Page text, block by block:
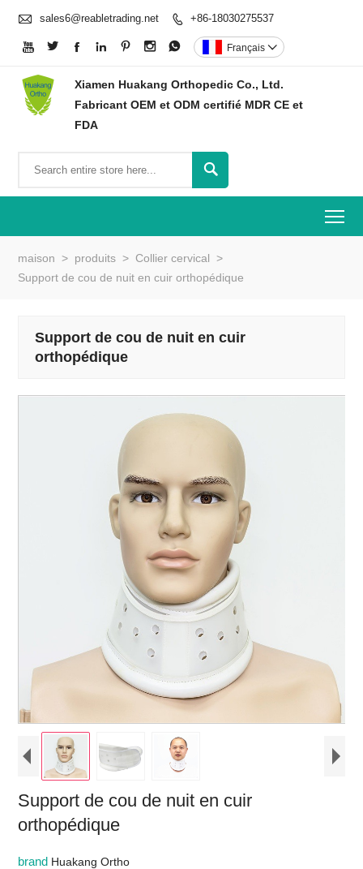
 sales6@reabletrading.net  +86-18030275537
       Français 
Xiamen Huakang Orthopedic Co., Ltd.
Fabricant OEM et ODM certifié MDR CE et
FDA

maison > produits > Collier cervical >
Support de cou de nuit en cuir orthopédique
Support de cou de nuit en cuir
orthopédique
Support de cou de nuit en cuir
orthopédique
brand Huakang Ortho